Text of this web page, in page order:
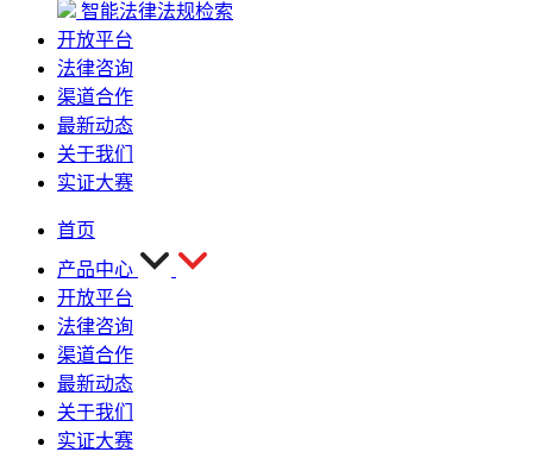
智能法律法规检索
开放平台
法律咨询
渠道合作
最新动态
关于我们
实证大赛
首页
产品中心
开放平台
法律咨询
渠道合作
最新动态
关于我们
实证大赛